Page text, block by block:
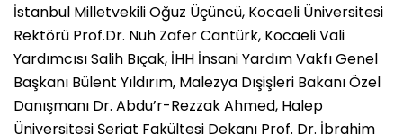
İstanbul Milletvekili Oğuz Üçüncü, Kocaeli Üniversitesi
Rektörü Prof.Dr. Nuh Zafer Cantürk, Kocaeli Vali
Yardımcısı Salih Bıçak, İHH İnsani Yardım Vakfı Genel
Başkanı Bülent Yıldırım, Malezya Dışişleri Bakanı Özel
Danışmanı Dr. Abdu’r-Rezzak Ahmed, Halep
Üniversitesi Şeriat Fakültesi Dekanı Prof. Dr. İbrahim